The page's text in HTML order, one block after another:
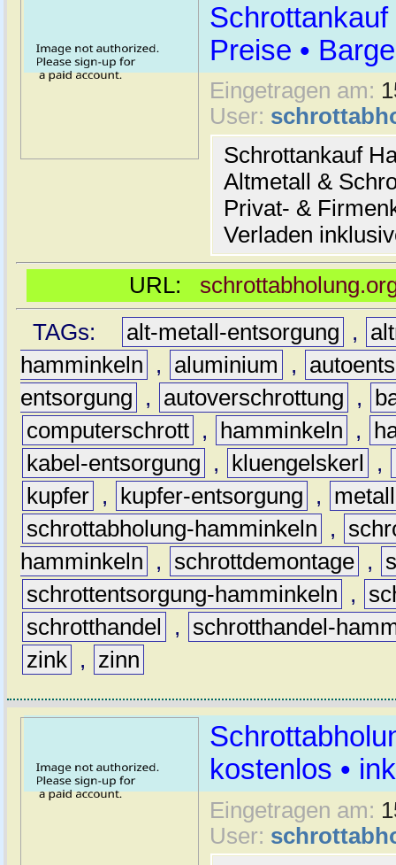
Schrottankauf
Preise •
Eingetragen am:
User:
Schrottankauf
Altmetall &
Privat- &
Verladen
URL:
TAGs:
alt-metall-entsorgung ,
hamminkeln
, aluminium ,
entsorgung
, autoverschrottung ,
computerschrott , hamminkeln ,
kabel-entsorgung
, kluengelskerl ,
kupfer , kupfer-entsorgung ,
metall
schrottabholung-hamminkeln
,
hamminkeln
, schrottdemontage ,
schrottentsorgung-hamminkeln
,
schrotthandel
,
schrotthandel-
zink , zinn
kostenlos •
Eingetragen am:
User: